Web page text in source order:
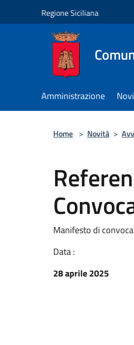
Regione Siciliana
Amministrazione
Home > Novità >
Manifesto di
Data :
28 aprile 2025